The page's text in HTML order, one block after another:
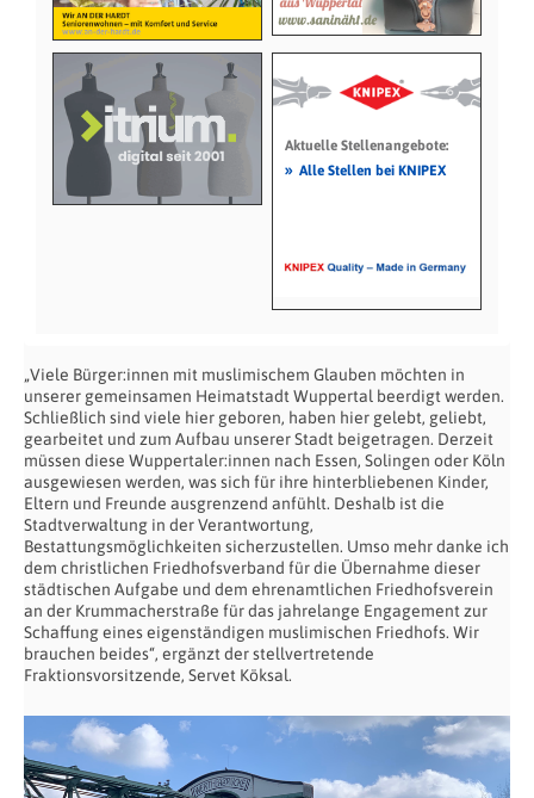
Aktuelle Stellenangebote:
» Alle Stellen bei KNIPEX
„Viele Bürger:innen mit muslimischem Glauben möchten in
unserer gemeinsamen Heimatstadt Wuppertal beerdigt werden.
Schließlich sind viele hier geboren, haben hier gelebt, geliebt,
gearbeitet und zum Aufbau unserer Stadt beigetragen. Derzeit
müssen diese Wuppertaler:innen nach Essen, Solingen oder Köln
ausgewiesen werden, was sich für ihre hinterbliebenen Kinder,
Eltern und Freunde ausgrenzend anfühlt. Deshalb ist die
Stadtverwaltung in der Verantwortung,
Bestattungsmöglichkeiten sicherzustellen. Umso mehr danke ich
dem christlichen Friedhofsverband für die Übernahme dieser
städtischen Aufgabe und dem ehrenamtlichen Friedhofsverein
an der Krummacherstraße für das jahrelange Engagement zur
Schaffung eines eigenständigen muslimischen Friedhofs. Wir
brauchen beides“, ergänzt der stellvertretende
Fraktionsvorsitzende, Servet Köksal.